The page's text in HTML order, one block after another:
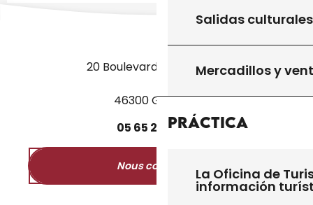
Salidas culturales
Mercadillos y
Práctica
La Oficina de
información
20 Boulevard des Martyrs
46300 Gourdon
05 65 27 5250
Nous contacter